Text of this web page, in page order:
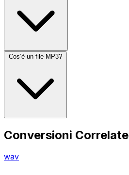
Cos’è un file MP3?
Conversioni Correlate
wav